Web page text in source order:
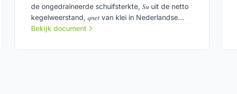
de ongedraineerde schuifsterkte, 𝑆𝑢 uit de netto
kegelweerstand, 𝑞𝑛𝑒𝑡 van klei in Nederlandse
vindplaatsen met behulp van Hierarchical
Bekijk document